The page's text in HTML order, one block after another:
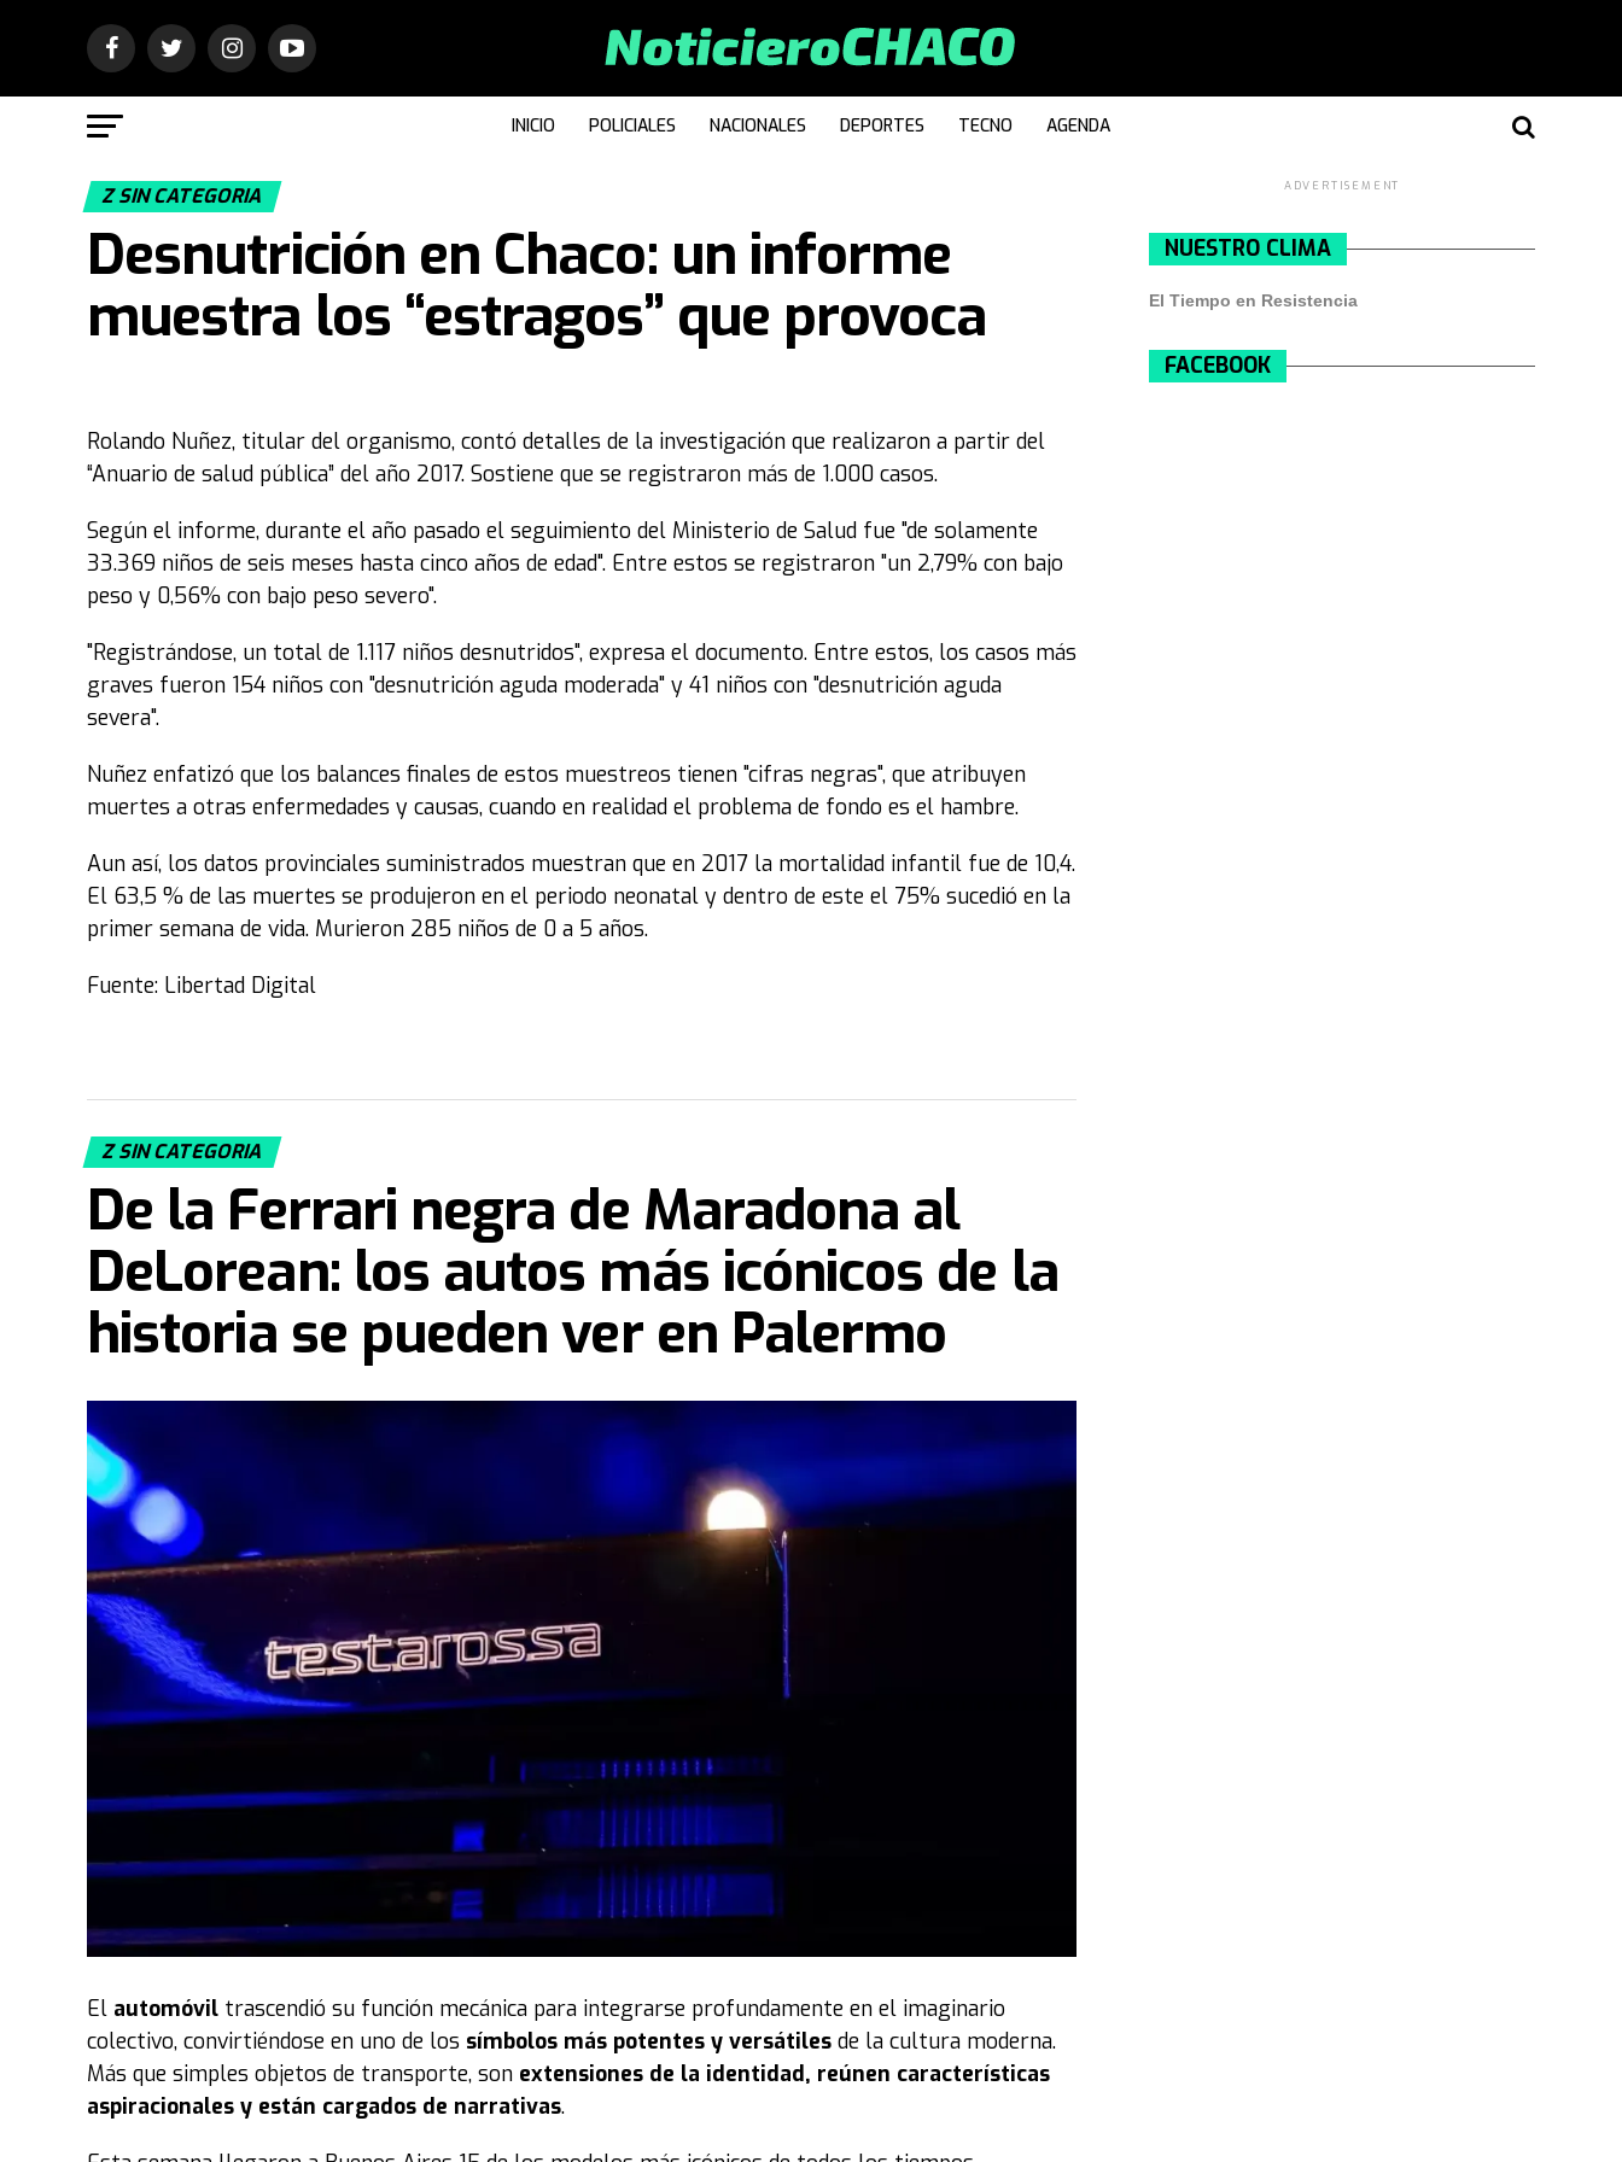
INICIO POLICIALES NACIONALES DEPORTES TECNO AGENDA
Z SIN CATEGORIA
Desnutrición en Chaco: un informe
muestra los “estragos” que provoca
Rolando Nuñez, titular del organismo, contó detalles de la investigación que realizaron a partir del
“Anuario de salud pública” del año 2017. Sostiene que se registraron más de 1.000 casos.
Según el informe, durante el año pasado el seguimiento del Ministerio de Salud fue "de solamente
33.369 niños de seis meses hasta cinco años de edad". Entre estos se registraron "un 2,79% con bajo
peso y 0,56% con bajo peso severo".
"Registrándose, un total de 1.117 niños desnutridos", expresa el documento. Entre estos, los casos más
graves fueron 154 niños con "desnutrición aguda moderada" y 41 niños con "desnutrición aguda
severa".
Nuñez enfatizó que los balances finales de estos muestreos tienen "cifras negras", que atribuyen
muertes a otras enfermedades y causas, cuando en realidad el problema de fondo es el hambre.
Aun así, los datos provinciales suministrados muestran que en 2017 la mortalidad infantil fue de 10,4.
El 63,5 % de las muertes se produjeron en el periodo neonatal y dentro de este el 75% sucedió en la
primer semana de vida. Murieron 285 niños de 0 a 5 años.
Fuente: Libertad Digital
Z SIN CATEGORIA
De la Ferrari negra de Maradona al
DeLorean: los autos más icónicos de la
historia se pueden ver en Palermo
El automóvil trascendió su función mecánica para integrarse profundamente en el imaginario
colectivo, convirtiéndose en uno de los símbolos más potentes y versátiles de la cultura moderna.
Más que simples objetos de transporte, son extensiones de la identidad, reúnen características
aspiracionales y están cargados de narrativas.
ADVERTISEMENT
NUESTRO CLIMA
El Tiempo en Resistencia
FACEBOOK